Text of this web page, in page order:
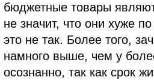
бюджетные товары
не значит, что они хуже
это не так. Более того,
намного выше, чем у
осознанно, так как срок